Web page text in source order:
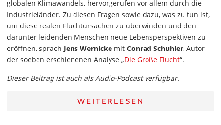
globalen Klimawandels, hervorgerufen vor allem durch die
Industrieländer. Zu diesen Fragen sowie dazu, was zu tun ist,
um diese realen Fluchtursachen zu überwinden und den
darunter leidenden Menschen neue Lebensperspektiven zu
eröffnen, sprach Jens Wernicke mit Conrad Schuhler, Autor
der soeben erschienenen Analyse „Die Große Flucht“.
Dieser Beitrag ist auch als Audio-Podcast verfügbar.
WEITERLESEN